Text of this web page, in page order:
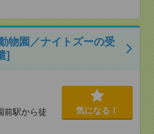
園／ナイトズーの受
]
前駅から徒
気になる！